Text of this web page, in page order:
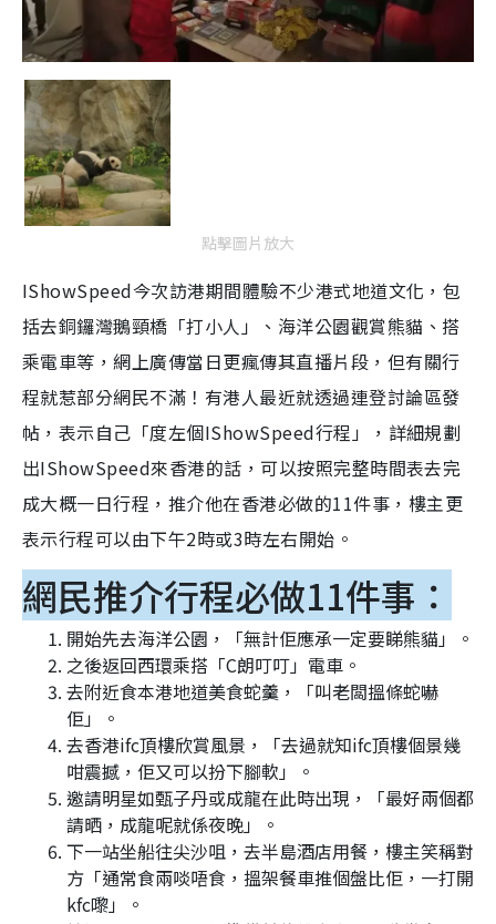
點擊圖片放大
IShowSpeed今次訪港期間體驗不少港式地道文化，包
括去銅鑼灣鵝頸橋「打小人」、海洋公園觀賞熊貓、搭
乘電車等，網上廣傳當日更瘋傳其直播片段，但有關行
程就惹部分網民不滿！有港人最近就透過連登討論區發
帖，表示自己「度左個IShowSpeed行程」，詳細規劃
出IShowSpeed來香港的話，可以按照完整時間表去完
成大概一日行程，推介他在香港必做的11件事，樓主更
表示行程可以由下午2時或3時左右開始。
網民推介行程必做11件事：
開始先去海洋公園，「無計佢應承一定要睇熊貓」。
之後返回西環乘搭「C朗叮叮」電車。
去附近食本港地道美食蛇羹，「叫老闆搵條蛇嚇
佢」。
去香港ifc頂樓欣賞風景，「去過就知ifc頂樓個景幾
咁震撼，佢又可以扮下腳軟」。
邀請明星如甄子丹或成龍在此時出現，「最好兩個都
請晒，成龍呢就係夜晚」。
下一站坐船往尖沙咀，去半島酒店用餐，樓主笑稱對
方「通常食兩啖唔食，搵架餐車推個盤比佢，一打開
kfc嚟」。